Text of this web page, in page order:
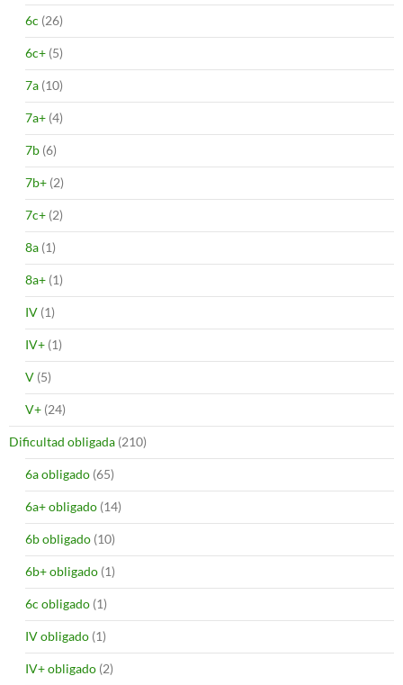
6c (26)
6c+ (5)
7a (10)
7a+ (4)
7b (6)
7b+ (2)
7c+ (2)
8a (1)
8a+ (1)
IV (1)
IV+ (1)
V (5)
V+ (24)
Dificultad obligada (210)
6a obligado (65)
6a+ obligado (14)
6b obligado (10)
6b+ obligado (1)
6c obligado (1)
IV obligado (1)
IV+ obligado (2)